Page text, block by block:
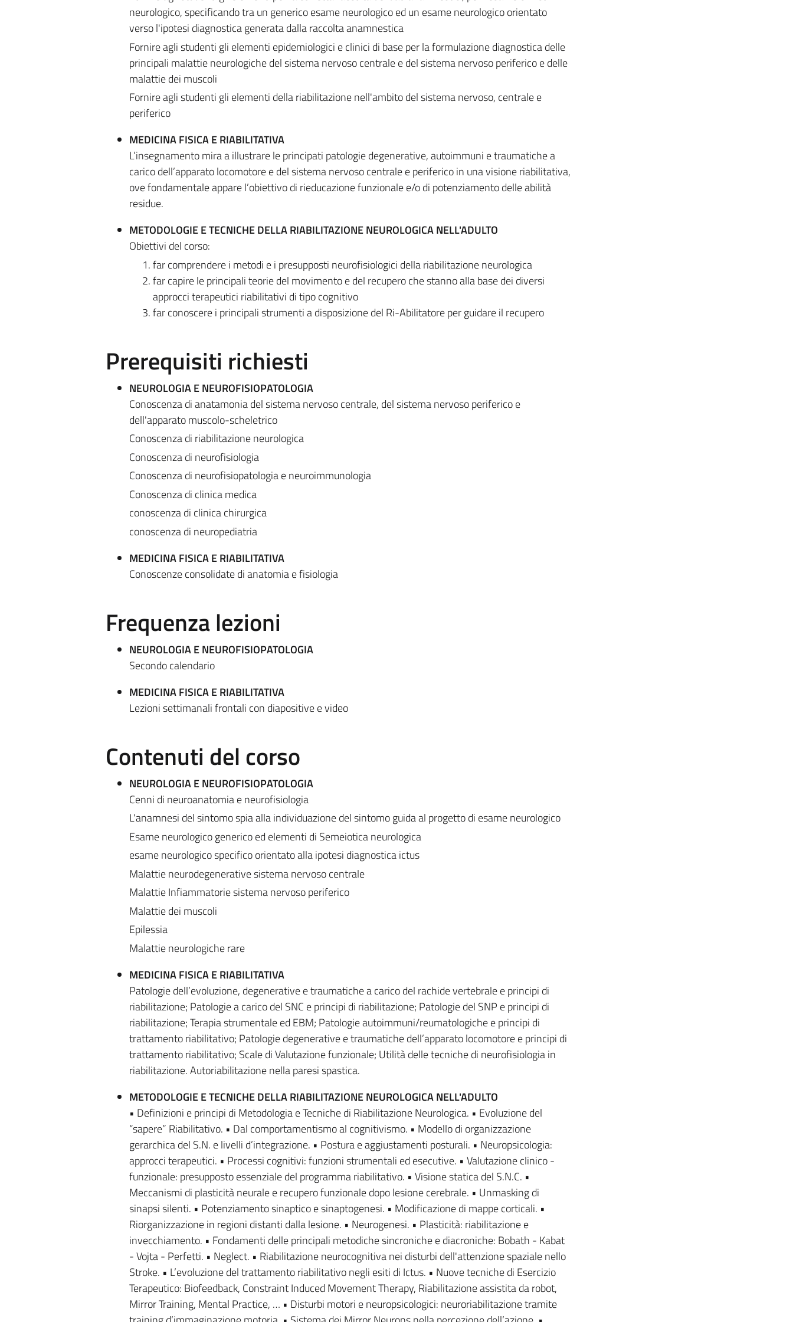
neurologico, specificando tra un generico esame neurologico ed un esame neurologico orientato
verso l'ipotesi diagnostica generata dalla raccolta anamnestica
Fornire agli studenti gli elementi epidemiologici e clinici di base per la formulazione diagnostica delle
principali malattie neurologiche del sistema nervoso centrale e del sistema nervoso periferico e delle
malattie dei muscoli
Fornire agli studenti gli elementi della riabilitazione nell'ambito del sistema nervoso, centrale e
periferico
MEDICINA FISICA E RIABILITATIVA
L’insegnamento mira a illustrare le principati patologie degenerative, autoimmuni e traumatiche a
carico dell’apparato locomotore e del sistema nervoso centrale e periferico in una visione riabilitativa,
ove fondamentale appare l’obiettivo di rieducazione funzionale e/o di potenziamento delle abilità
residue.
METODOLOGIE E TECNICHE DELLA RIABILITAZIONE NEUROLOGICA NELL'ADULTO
Obiettivi del corso:
far comprendere i metodi e i presupposti neurofisiologici della riabilitazione neurologica
far capire le principali teorie del movimento e del recupero che stanno alla base dei diversi
approcci terapeutici riabilitativi di tipo cognitivo
far conoscere i principali strumenti a disposizione del Ri-Abilitatore per guidare il recupero
Prerequisiti richiesti
NEUROLOGIA E NEUROFISIOPATOLOGIA
Conoscenza di anatamonia del sistema nervoso centrale, del sistema nervoso periferico e
dell'apparato muscolo-scheletrico
Conoscenza di riabilitazione neurologica
Conoscenza di neurofisiologia
Conoscenza di neurofisiopatologia e neuroimmunologia
Conoscenza di clinica medica
conoscenza di clinica chirurgica
conoscenza di neuropediatria
MEDICINA FISICA E RIABILITATIVA
Conoscenze consolidate di anatomia e fisiologia
Frequenza lezioni
NEUROLOGIA E NEUROFISIOPATOLOGIA
Secondo calendario
MEDICINA FISICA E RIABILITATIVA
Lezioni settimanali frontali con diapositive e video
Contenuti del corso
NEUROLOGIA E NEUROFISIOPATOLOGIA
Cenni di neuroanatomia e neurofisiologia
L'anamnesi del sintomo spia alla individuazione del sintomo guida al progetto di esame neurologico
Esame neurologico generico ed elementi di Semeiotica neurologica
esame neurologico specifico orientato alla ipotesi diagnostica ictus
Malattie neurodegenerative sistema nervoso centrale
Malattie Infiammatorie sistema nervoso periferico
Malattie dei muscoli
Epilessia
Malattie neurologiche rare
MEDICINA FISICA E RIABILITATIVA
Patologie dell’evoluzione, degenerative e traumatiche a carico del rachide vertebrale e principi di
riabilitazione; Patologie a carico del SNC e principi di riabilitazione; Patologie del SNP e principi di
riabilitazione; Terapia strumentale ed EBM; Patologie autoimmuni/reumatologiche e principi di
trattamento riabilitativo; Patologie degenerative e traumatiche dell’apparato locomotore e principi di
trattamento riabilitativo; Scale di Valutazione funzionale; Utilità delle tecniche di neurofisiologia in
riabilitazione. Autoriabilitazione nella paresi spastica.
METODOLOGIE E TECNICHE DELLA RIABILITAZIONE NEUROLOGICA NELL'ADULTO
• Definizioni e principi di Metodologia e Tecniche di Riabilitazione Neurologica. • Evoluzione del
“sapere” Riabilitativo. • Dal comportamentismo al cognitivismo. • Modello di organizzazione
gerarchica del S.N. e livelli d’integrazione. • Postura e aggiustamenti posturali. • Neuropsicologia:
approcci terapeutici. • Processi cognitivi: funzioni strumentali ed esecutive. • Valutazione clinico -
funzionale: presupposto essenziale del programma riabilitativo. • Visione statica del S.N.C. •
Meccanismi di plasticità neurale e recupero funzionale dopo lesione cerebrale. • Unmasking di
sinapsi silenti. • Potenziamento sinaptico e sinaptogenesi. • Modificazione di mappe corticali. •
Riorganizzazione in regioni distanti dalla lesione. • Neurogenesi. • Plasticità: riabilitazione e
invecchiamento. • Fondamenti delle principali metodiche sincroniche e diacroniche: Bobath - Kabat
- Vojta - Perfetti. • Neglect. • Riabilitazione neurocognitiva nei disturbi dell'attenzione spaziale nello
Stroke. • L’evoluzione del trattamento riabilitativo negli esiti di Ictus. • Nuove tecniche di Esercizio
Terapeutico: Biofeedback, Constraint Induced Movement Therapy, Riabilitazione assistita da robot,
Mirror Training, Mental Practice, … • Disturbi motori e neuropsicologici: neuroriabilitazione tramite